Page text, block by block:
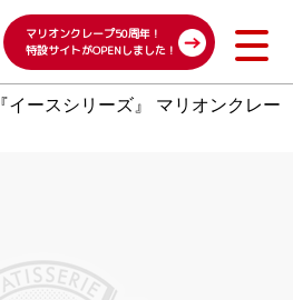
マリオンクレープ50周年！
特設サイトがOPENしました！
イースシリーズ』 マリオンクレー